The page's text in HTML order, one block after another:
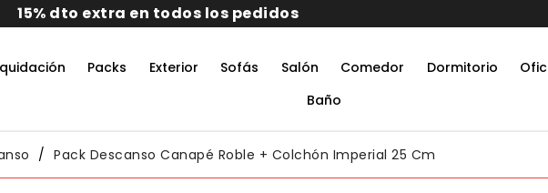
Packs Exterior Sofás Salón Comedor Dormitorio
Baño
Pack Descanso Canapé Roble + Colchón Imperial 25 Cm